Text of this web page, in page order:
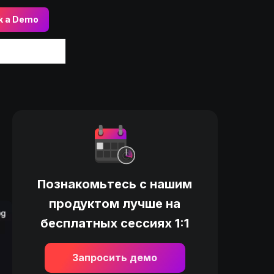
a Demo
Познакомьтесь с нашим
продуктом лучше на
бесплатных сессиях 1:1
Запросить демо